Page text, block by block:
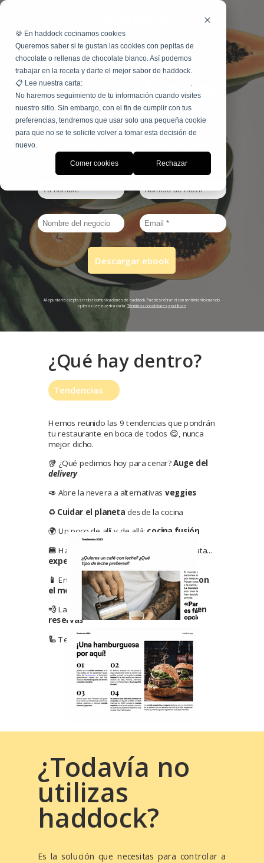
🍪 En haddock cocinamos cookies
Queremos saber si te gustan las cookies con pepitas de
chocolate o rellenas de chocolate blanco. Así podemos
trabajar en la receta y darte el mejor sabor de haddock.
📋 Lee nuestra carta:
.
No haremos seguimiento de tu información cuando visites
nuestro sitio. Sin embargo, con el fin de cumplir con tus
preferencias, tendremos que usar solo una pequeña cookie
para que no se te solicite volver a tomar esta decisión de
nuevo.
Comer cookies Rechazar
Uno,
dos,¡tendencias
😎!
Descarga gratis las tendencias
¿Qué hay dentro?
Hemos reunido las 9 tendencias que pondrán
tu restaurante en boca de todos 😋, nunca
mejor dicho.
🥡 ¿Qué pedimos hoy para cenar?Auge del
delivery
🥑 Abre la nevera a alternativas veggies
♻️Cuidar el planeta desde la cocina
🌍 Un poco de allí y de allá: cocina fusión
🍔Hay un poco de hamburguesa en tu data...
experiencias personalizadas
📱En la palma de nuestra mano:pagos con
el móvil
💨La bomba de humo sale cara:fianzas en
reservas
🦾Tecnologías de otro planeta:robots
Descargar ebook
Tendencias
Al apuntarte aceptas recibir comunicaciones de haddock. Puedes retirar el consentimiento cuando
quieras. Lee nuestra carta:Términos, condiciones y políticas
¿Todavía no
utilizas
haddock?
Es la solución que necesitas para controlar a